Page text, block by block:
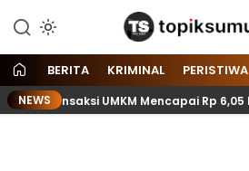
Topik Sumut
Memberitakan Seputar
dan Nasional
BERITA KRIMINAL PERISTIWA
NEWSUMKM Mencapai Rp 6,05 Miliar